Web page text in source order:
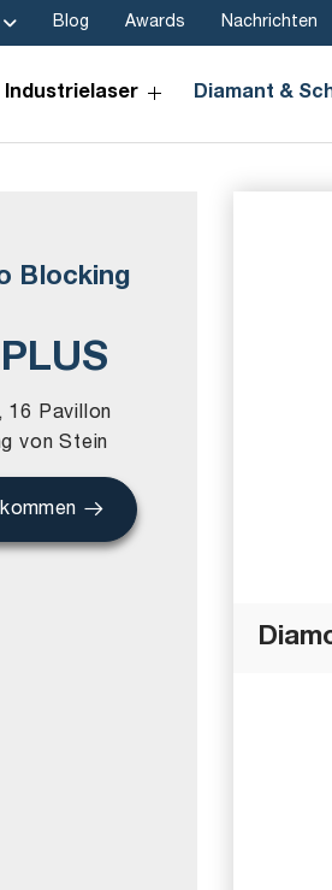
Blog Awards Nachrichten
Industrielaser Diamant &
Blocking
16 Pavillon
von Stein